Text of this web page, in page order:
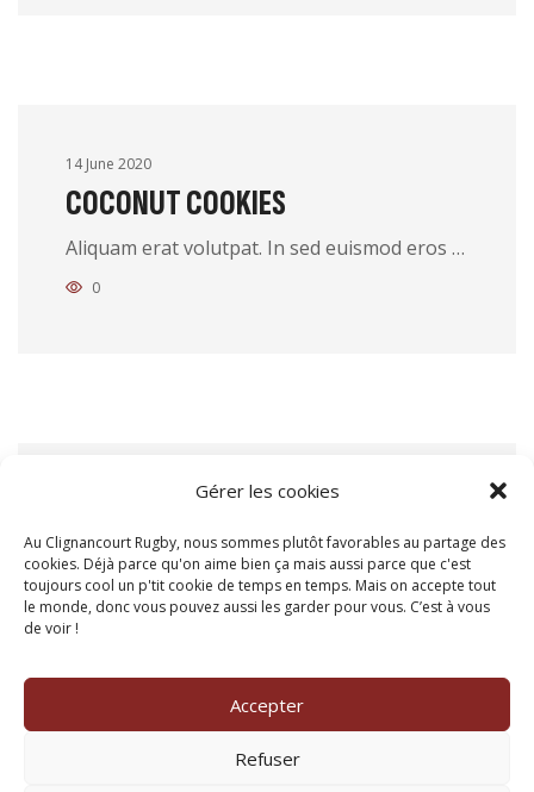
Gérer les cookies
Au Clignancourt Rugby, nous sommes plutôt favorables au partage des
cookies. Déjà parce qu'on aime bien ça mais aussi parce que c'est
toujours cool un p'tit cookie de temps en temps. Mais on accepte tout
le monde, donc vous pouvez aussi les garder pour vous. C’est à vous
de voir !
Accepter
Refuser
14 June 2020
COCONUT COOKIES
Aliquam erat volutpat. In sed euismod eros …
0
EXTRA CREAM CAKE
Proin ex ex, vestibulum at condimentum id,
ornare ac orci …